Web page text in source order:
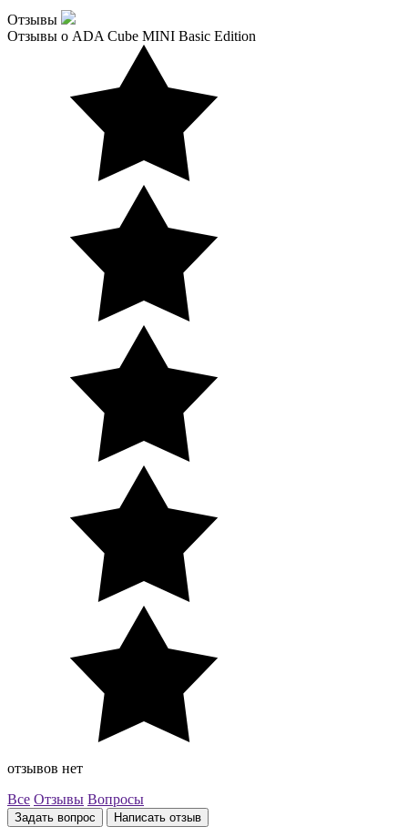
Отзывы
Отзывы о ADA Cube MINI Basic Edition
отзывов нет
Все Отзывы Вопросы
Задать вопрос Написать отзыв